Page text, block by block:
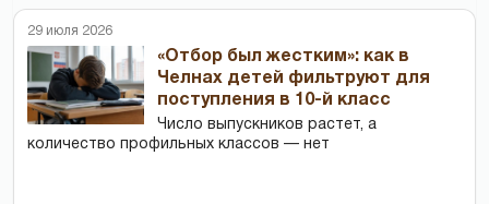
29 июля 2026
«Отбор был жестким»: как в
Челнах детей фильтруют для
поступления в 10-й класс
Число выпускников растет, а
количество профильных классов — нет